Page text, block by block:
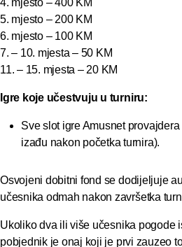
4. mjesto – 400 KM
5. mjesto – 200 KM
6. mjesto – 100 KM
7. – 10. mjesta – 50 KM
11. – 15. mjesta – 20 KM
Igre koje učestvuju u turniru:
Sve slot igre Amusnet
izađu nakon početka turnira).
Osvojeni dobitni fond se dodijeljuje
učesnika odmah nakon završetka
Ukoliko dva ili više učesnika pogode
pobjednik je onaj koji je prvi zauzeo